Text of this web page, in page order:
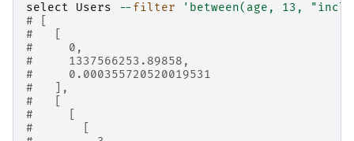
select Users -- filter
'between(age, 13,
# [
#   [
#     0,
#     1337566253.89858,
#     0.000355720520019531
#   ],
#   [
#     [
#       [